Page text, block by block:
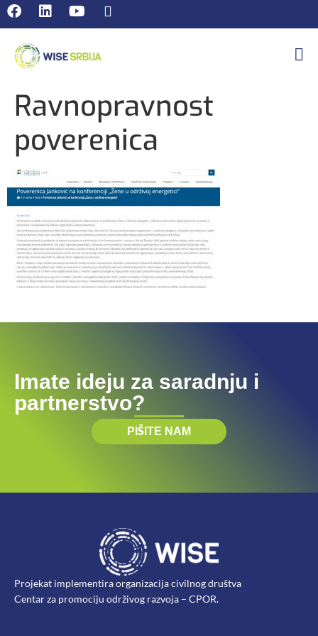
Ravnopravnost
poverenica
Imate ideju za saradnju i
partnerstvo?
PIŠITE NAM
Projekat implementira organizacija civilnog društva
Centar za promociju održivog razvoja – CPOR.